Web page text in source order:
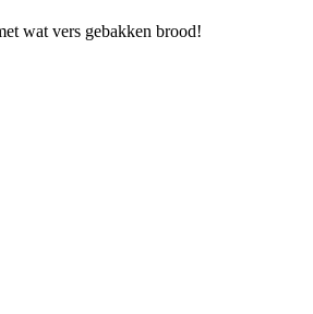
wat vers gebakken brood!